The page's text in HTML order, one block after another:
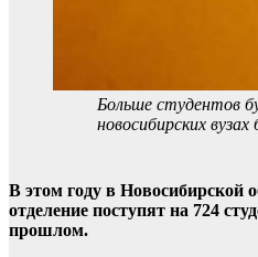
Больше студентов
новосибирских
В этом году в Новосибирской
отделение поступят на 724
прошлом.